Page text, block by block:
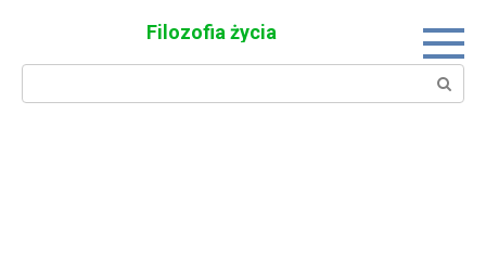
Filozofia życia
Search: